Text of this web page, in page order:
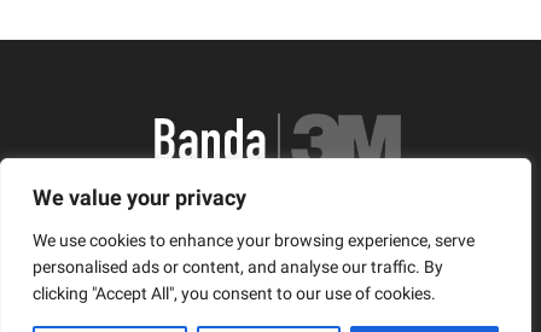
We value your privacy
We use cookies to enhance your browsing experience, serve
personalised ads or content, and analyse our traffic. By
clicking "Accept All", you consent to our use of cookies.
România, Arad, Calea Timisorii, Nr. 11
© Copyright 2021 | Banda3M.ro